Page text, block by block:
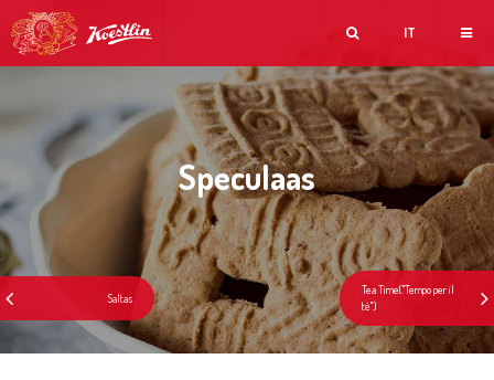
IT
Speculaas